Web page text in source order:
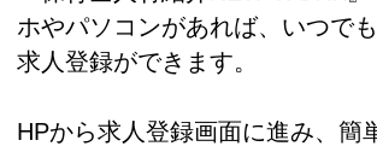
ホやパソコンがあれば、いつで
求人登録ができます。
HPから求人登録画面に進み、簡